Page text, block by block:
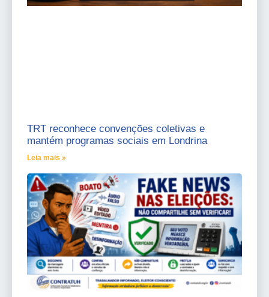
TRT reconhece convenções coletivas e
mantém programas sociais em Londrina
Leia mais »